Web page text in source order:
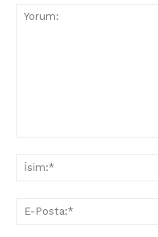
Reklam